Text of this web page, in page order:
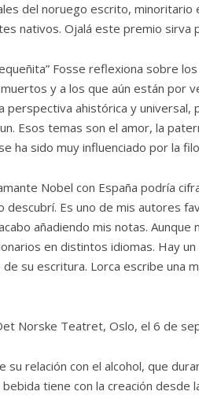
del noruego escrito, minoritario
nativos. Ojalá este premio sirva
Fosse reflexiona sobre
y a los que aún están por
perspectiva ahistórica y universal,
Esos temas son el amor, la
ha sido muy influenciado por la
Nobel con España podría
descubrí. Es uno de mis autores
añadiendo mis notas.
en distintos idiomas. Hay
su escritura. Lorca escribe una
Norske Teatret, Oslo, el 6 de
su relación con el alcohol, que
tiene con la creación